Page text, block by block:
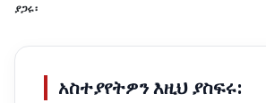
ያጋሩ፡
አስተያየትዎን እዚህ ያስፍሩ: